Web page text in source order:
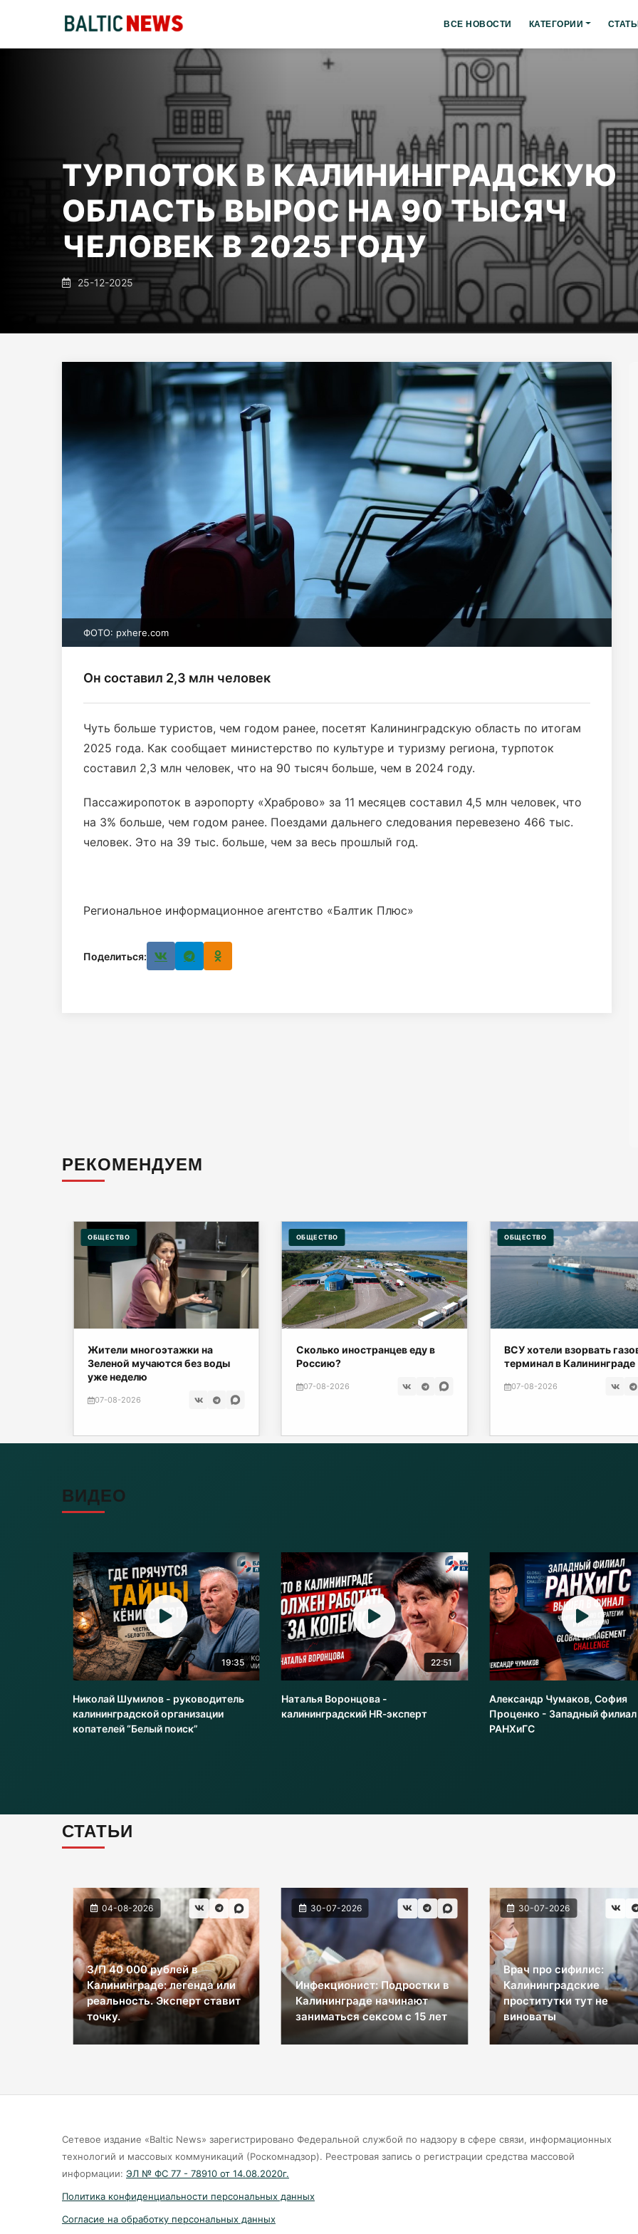
ВСЕ НОВОСТИ КАТЕГОРИИ
ТУРПОТОК В КАЛИНИНГРАДСКУЮ
ОБЛАСТЬ ВЫРОС НА 90 ТЫСЯЧ
ЧЕЛОВЕК В 2025 ГОДУ
25-12-2025
ФОТО: pxhere.com
Он составил 2,3 млн человек
Чуть больше туристов, чем годом ранее, посетят Калининградскую область по итогам
2025 года. Как сообщает министерство по культуре и туризму региона, турпоток
составил 2,3 млн человек, что на 90 тысяч больше, чем в 2024 году.
Пассажиропоток в аэропорту «Храброво» за 11 месяцев составил 4,5 млн человек, что
на 3% больше, чем годом ранее. Поездами дальнего следования перевезено 466 тыс.
человек. Это на 39 тыс. больше, чем за весь прошлый год.
Региональное информационное агентство «Балтик Плюс»
Поделиться:
РЕКОМЕНДУЕМ
ОБЩЕСТВО
Жители многоэтажки на
Зеленой мучаются без воды
уже неделю
07-08-2026
ОБЩЕСТВО
Сколько иностранцев еду в
Россию?
07-08-2026
ОБЩЕСТВО
ВСУ хотели взорвать
терминал в Калининграде
07-08-2026
ВИДЕО
19:35
Николай Шумилов - руководитель
калининградской организации
копателей “Белый поиск”
22:51
Наталья Воронцова -
калининградский HR‑эксперт
Александр Чумаков, София
Проценко - Западный филиал
РАНХиГС
СТАТЬИ
04-08-2026
З/П 40 000 рублей в
Калининграде: легенда или
реальность. Эксперт ставит
точку.
30-07-2026
Инфекционист: Подростки в
Калининграде начинают
заниматься сексом с 15 лет
30-07-2026
Врач про сифилис:
Калининградские
проститутки тут не
виноваты
Сетевое издание «Baltic News» зарегистрировано Федеральной службой по надзору в сфере связи, информационных
технологий и массовых коммуникаций (Роскомнадзор). Реестровая запись о регистрации средства массовой
информации: ЭЛ № ФС 77 - 78910 от 14.08.2020г.
Политика конфиденциальности персональных данных
Согласие на обработку персональных данных